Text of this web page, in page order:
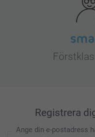
Registrera
Ange din e-postadress